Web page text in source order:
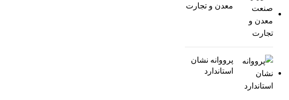
معدن و تجارت
پرووانه نشان
استاندارد